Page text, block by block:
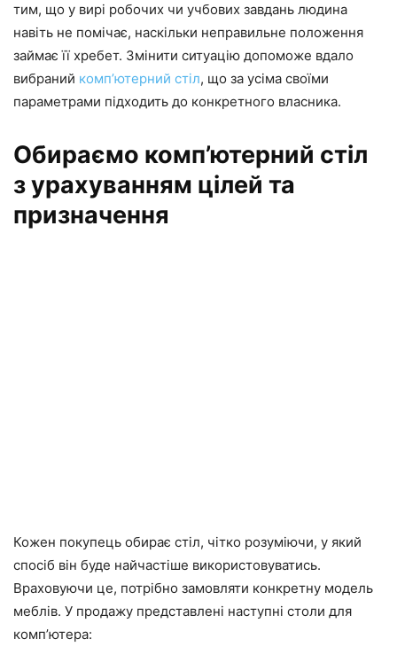
тим, що у вирі робочих чи учбових завдань людина
навіть не помічає, наскільки неправильне положення
займає її хребет. Змінити ситуацію допоможе вдало
вибраний комп’ютерний стіл, що за усіма своїми
параметрами підходить до конкретного власника.
Обираємо комп’ютерний стіл
з урахуванням цілей та
призначення
Кожен покупець обирає стіл, чітко розуміючи, у який
спосіб він буде найчастіше використовуватись.
Враховуючи це, потрібно замовляти конкретну модель
меблів. У продажу представлені наступні столи для
комп’ютера: